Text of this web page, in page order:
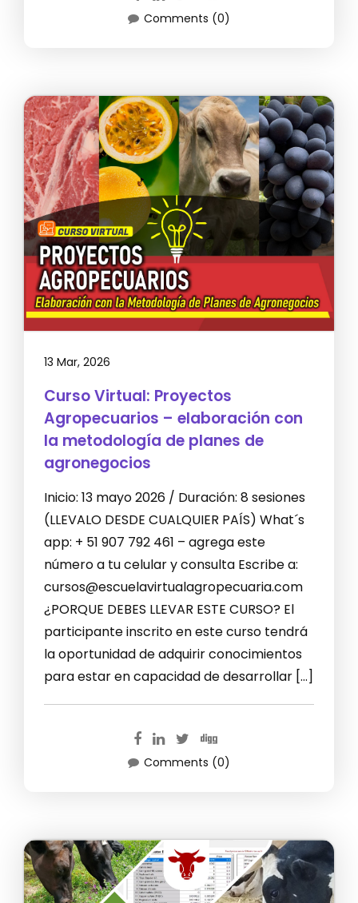
Comments (0)
13 Mar, 2026
Curso Virtual: Proyectos
Agropecuarios – elaboración con
la metodología de planes de
agronegocios
Inicio: 13 mayo 2026 / Duración: 8 sesiones
(LLEVALO DESDE CUALQUIER PAÍS) What´s
app: + 51 907 792 461 – agrega este
número a tu celular y consulta Escribe a:
cursos@escuelavirtualagropecuaria.com
¿PORQUE DEBES LLEVAR ESTE CURSO? El
participante inscrito en este curso tendrá
la oportunidad de adquirir conocimientos
para estar en capacidad de desarrollar […]
Comments (0)